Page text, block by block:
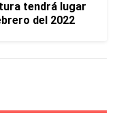
tendrá lugar
del 2022